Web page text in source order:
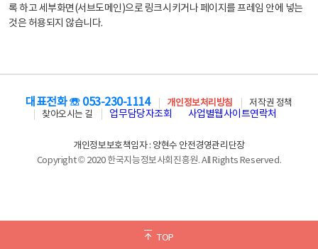
록 하고 세부화면(서브도메인)으로 링크시키거나 페이지를 프레임 안에 넣는
것은 허용되지 않습니다.
TOP
대표전화 ☏ 053-230-1114 개인정보처리방침
저작권 정책
찾아오시는 길
업무담당자조회 사업별웹사이트연락처
개인정보보호책임자 : 양현수 안전경영관리단장
Copyright © 2020 한국지능정보사회진흥원. All Rights Reserved.